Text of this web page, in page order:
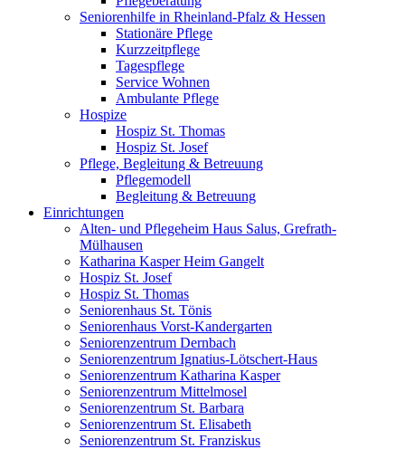
Seniorenhilfe in Rheinland-Pfalz & Hessen
Stationäre Pflege
Kurzzeitpflege
Tagespflege
Service Wohnen
Ambulante Pflege
Hospize
Hospiz St. Thomas
Hospiz St. Josef
Pflege, Begleitung & Betreuung
Pflegemodell
Begleitung & Betreuung
Einrichtungen
Alten- und Pflegeheim Haus Salus, Grefrath-
Mülhausen
Katharina Kasper Heim Gangelt
Hospiz St. Josef
Hospiz St. Thomas
Seniorenhaus St. Tönis
Seniorenhaus Vorst-Kandergarten
Seniorenzentrum Dernbach
Seniorenzentrum Ignatius-Lötschert-Haus
Seniorenzentrum Katharina Kasper
Seniorenzentrum Mittelmosel
Seniorenzentrum St. Barbara
Seniorenzentrum St. Elisabeth
Seniorenzentrum St. Franziskus